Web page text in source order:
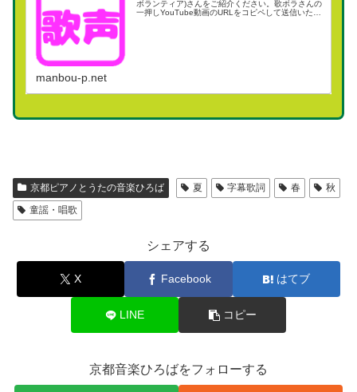
ボランティア)さんをご紹介ください。歌ボラさんの
一押しYouTube動画のURLをコピペして送信いただ
manbou-p.net
京都ピアノとうたの音楽ひろば 夏 字幕歌詞 春
秋
童謡・唱歌
シェアする
X Facebook はてブ
LINE コピー
京都音楽ひろばをフォローする